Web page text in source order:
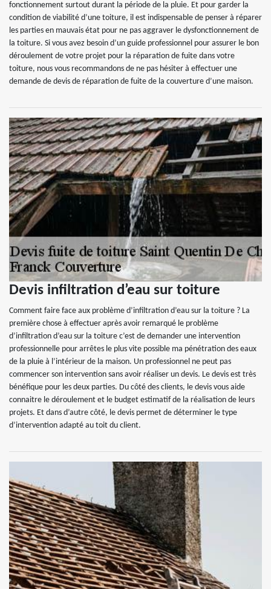
fonctionnement surtout durant la période de la pluie. Et pour garder la
condition de viabilité d’une toiture, il est indispensable de penser à réparer
les parties en mauvais état pour ne pas aggraver le dysfonctionnement de
la toiture. Si vous avez besoin d’un guide professionnel pour assurer le bon
déroulement de votre projet pour la réparation de fuite dans votre
toiture, nous vous recommandons de ne pas hésiter à effectuer une
demande de devis de réparation de fuite de la couverture d’une maison.
Devis infiltration d’eau sur toiture
Comment faire face aux problème d’infiltration d’eau sur la toiture ? La
première chose à effectuer après avoir remarqué le problème
d’infiltration d’eau sur la toiture c’est de demander une intervention
professionnelle pour arrêtes le plus vite possible ma pénétration des eaux
de la pluie à l’intérieur de la maison. Un professionnel ne peut pas
commencer son intervention sans avoir réaliser un devis. Le devis est très
bénéfique pour les deux parties. Du côté des clients, le devis vous aide
connaitre le déroulement et le budget estimatif de la réalisation de leurs
projets. Et dans d’autre côté, le devis permet de déterminer le type
d’intervention adapté au toit du client.